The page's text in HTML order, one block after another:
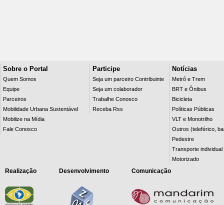
Sobre o Portal
Quem Somos
Equipe
Parceiros
Mobilidade Urbana Sustentável
Mobilize na Mídia
Fale Conosco
Participe
Seja um parceiro Contribuinte
Seja um colaborador
Trabalhe Conosco
Receba Rss
Notícias
Metrô e Trem
BRT e Ônibus
Bicicleta
Políticas Públicas
VLT e Monotrilho
Outros (teleférico,
Pedestre
Transporte individual
Motorizado
Realização Desenvolvimento Comunicação